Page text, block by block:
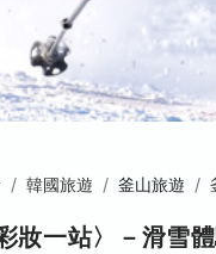
韓國旅遊 釜山旅遊
妝一站〉－滑雪